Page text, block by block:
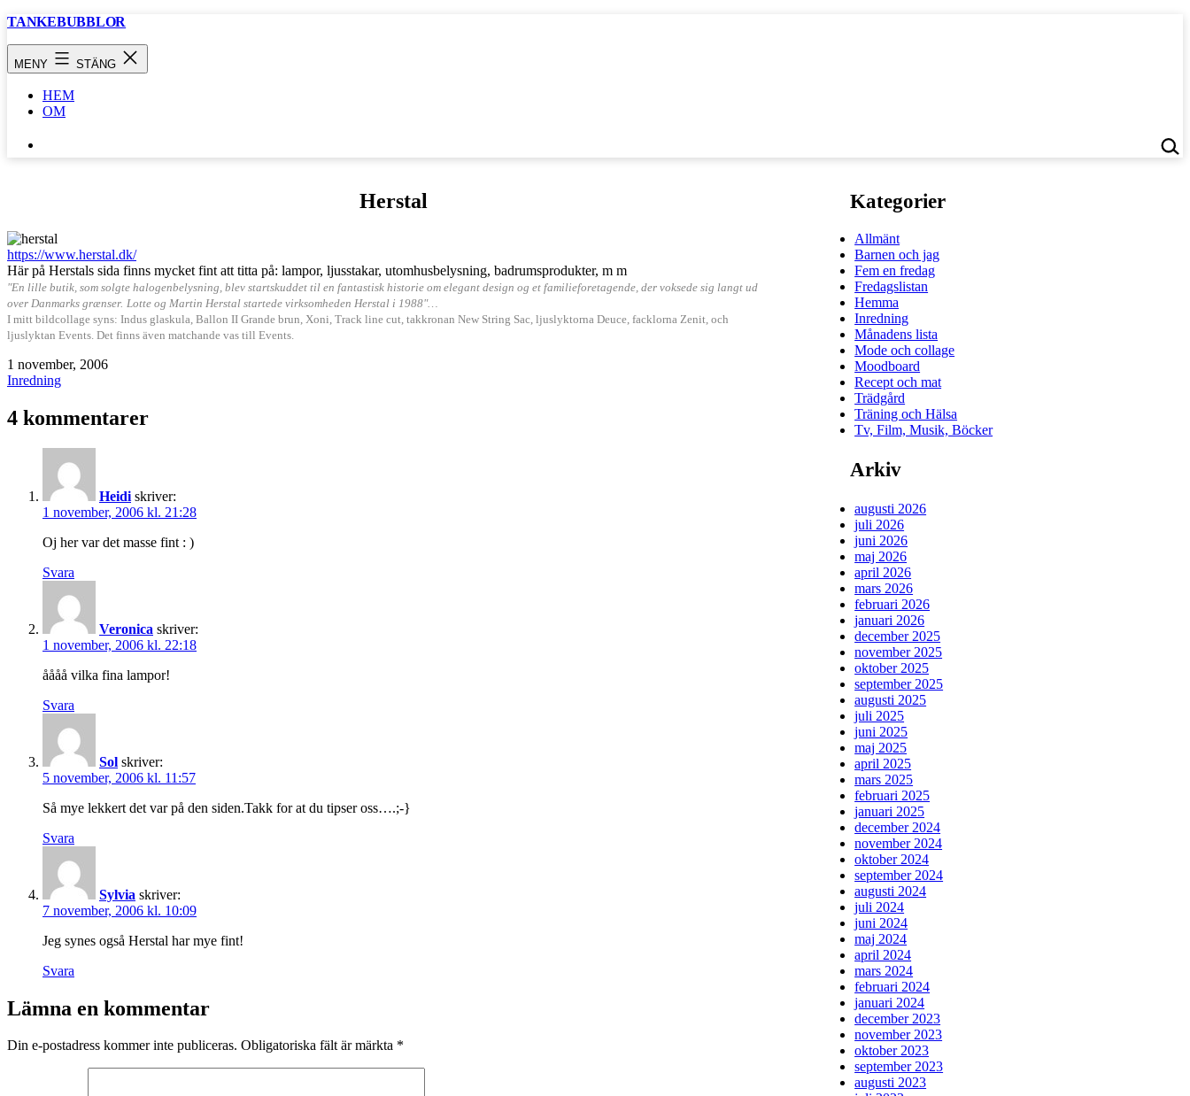
Hoppa
TANKEBUBBLOR
MENY STÄNG
HEM
OM
…
Herstal
https://www.herstal.dk/
Här på Herstals sida finns mycket fint att titta på: lampor, ljusstakar, utomhusbelysning, badrumsprodukter, m m
"En lille butik, som solgte halogenbelysning, blev startskuddet til en fantastisk historie om elegant design og et familieforetagende, der voksede sig langt ud
over Danmarks grænser. Lotte og Martin Herstal startede virksomheden Herstal i 1988"…
I mitt bildcollage syns: Indus glaskula, Ballon II Grande brun, Xoni, Track line cut, takkronan New String Sac, ljuslyktorna Deuce, facklorna Zenit, och
ljuslyktan Events. Det finns även matchande vas till Events.
Publicerat
den
1 november, 2006
Kategoriserat
Inredning
4 kommentarer
Heidi skriver:
1 november, 2006 kl. 21:28
Oj her var det masse fint : )
Svara
Veronica skriver:
1 november, 2006 kl. 22:18
åååå vilka fina lampor!
Svara
Sol skriver:
5 november, 2006 kl. 11:57
Så mye lekkert det var på den siden.Takk for at du tipser oss….;-}
Svara
Sylvia skriver:
7 november, 2006 kl. 10:09
Jeg synes også Herstal har mye fint!
Svara
Lämna en kommentar
Din e-postadress kommer inte publiceras. Obligatoriska fält är märkta *
Kategorier
Allmänt
Barnen och jag
Fem en fredag
Fredagslistan
Hemma
Inredning
Månadens lista
Mode och collage
Moodboard
Recept och mat
Trädgård
Träning och Hälsa
Tv, Film, Musik, Böcker
Arkiv
augusti 2026
juli 2026
juni 2026
maj 2026
april 2026
mars 2026
februari 2026
januari 2026
december 2025
november 2025
oktober 2025
september 2025
augusti 2025
juli 2025
juni 2025
maj 2025
april 2025
mars 2025
februari 2025
januari 2025
december 2024
november 2024
oktober 2024
september 2024
augusti 2024
juli 2024
juni 2024
maj 2024
april 2024
mars 2024
februari 2024
januari 2024
december 2023
november 2023
oktober 2023
september 2023
augusti 2023